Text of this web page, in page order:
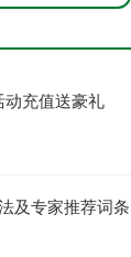
充值送豪礼
及专家推荐词条